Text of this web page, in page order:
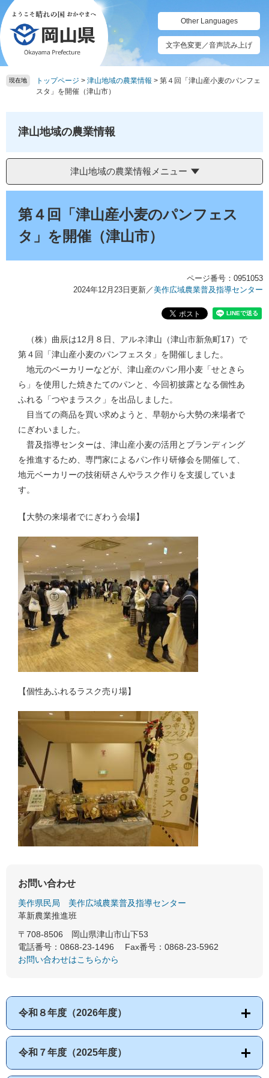
ペ
ー
ジ
の
先
頭
メ
ニ
ュ
ー
を
飛
Other Languages
文字色変更／音声読み上げ
現在地 トップページ > 津山地域の農業情報 > 第４回「津山産小麦のパンフェ
スタ」を開催（津山市）
津山地域の農業情報
津山地域の農業情報メニュー
第４回「津山産小麦のパンフェス
タ」を開催（津山市）
ページ番号：0951053
2024年12月23日更新／美作広域農業普及指導センター
（株）曲辰は12月８日、アルネ津山（津山市新魚町17）で
第４回「津山産小麦のパンフェスタ」を開催しました。
地元のベーカリーなどが、津山産のパン用小麦「せときら
ら」を使用した焼きたてのパンと、今回初披露となる個性あ
ふれる「つやまラスク」を出品しました。
目当ての商品を買い求めようと、早朝から大勢の来場者で
にぎわいました。
普及指導センターは、津山産小麦の活用とブランディング
を推進するため、専門家によるパン作り研修会を開催して、
地元ベーカリーの技術研さんやラスク作りを支援していま
す。
【大勢の来場者でにぎわう会場】
【個性あふれるラスク売り場】
お問い合わせ
美作県民局
美作広域農業普及指導センター
革新農業推進班
〒708-8506
岡山県津山市山下53
電話番号：0868-23-1496
Fax番号：0868-23-5962
お問い合わせはこちらから
令和８年度（2026年度）
令和７年度（2025年度）